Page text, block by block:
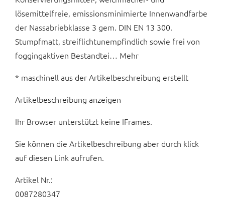
lösemittelfreie, emissionsminimierte Innenwandfarbe
der Nassabriebklasse 3 gem. DIN EN 13 300.
Stumpfmatt, streiflichtunempfindlich sowie frei von
foggingaktiven Bestandtei… Mehr
* maschinell aus der Artikelbeschreibung erstellt
Artikelbeschreibung anzeigen
Ihr Browser unterstützt keine IFrames.
Sie können die Artikelbeschreibung aber durch klick
auf diesen Link aufrufen.
Artikel Nr.:
0087280347